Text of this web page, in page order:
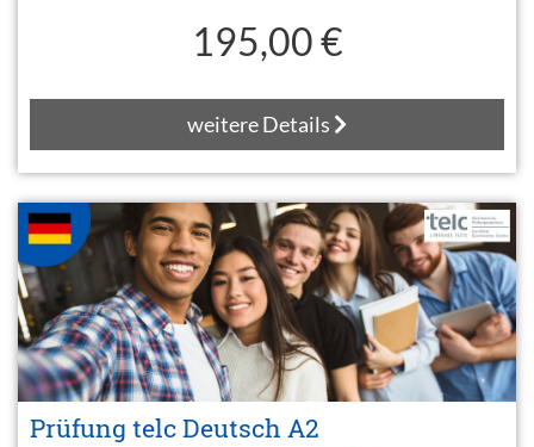
195,00 €
weitere Details
Prüfung telc Deutsch A2